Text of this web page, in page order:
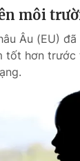
môi
Âu (EU)
tốt hơn trước